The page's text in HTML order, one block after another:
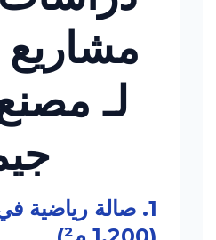
مشاريع
لـ
1. صالة رياضية